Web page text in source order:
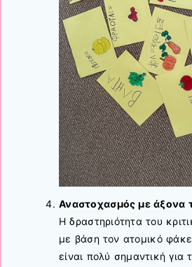
Αναστοχασμός με άξονα
Η δραστηριότητα του
με βάση τον ατομικό
είναι πολύ σημαντική για